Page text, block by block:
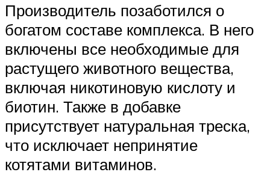
Производитель позаботился о
богатом составе комплекса. В него
включены все необходимые для
растущего животного вещества,
включая никотиновую кислоту и
биотин. Также в добавке
присутствует натуральная треска,
что исключает непринятие
котятами витаминов.